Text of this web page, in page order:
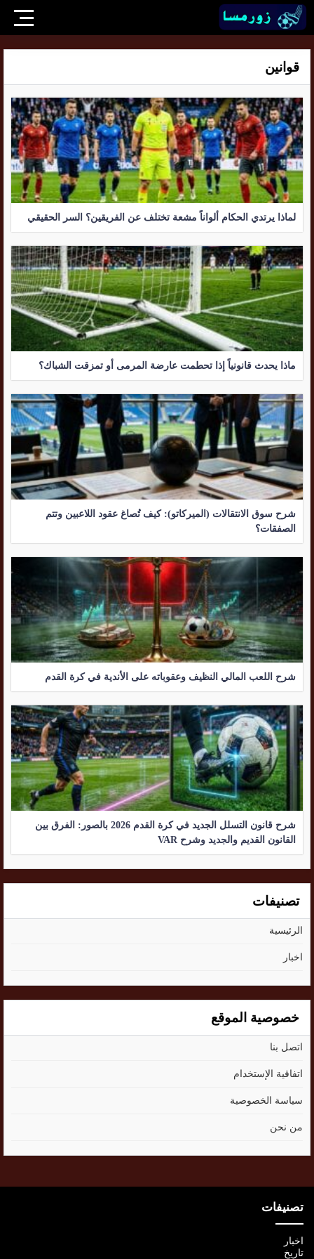
قوانين
لماذا يرتدي الحكام ألواناً مشعة تختلف عن الفريقين؟ السر الحقيقي
ماذا يحدث قانونياً إذا تحطمت عارضة المرمى أو تمزقت الشباك؟
شرح سوق الانتقالات (الميركاتو): كيف تُصاغ عقود اللاعبين وتتم
الصفقات؟
شرح اللعب المالي النظيف وعقوباته على الأندية في كرة القدم
شرح قانون التسلل الجديد في كرة القدم 2026 بالصور: الفرق بين
القانون القديم والجديد وشرح VAR
تصنيفات
الرئيسية
اخبار
خصوصية الموقع
اتصل بنا
اتفاقية الإستخدام
سياسة الخصوصية
من نحن
تصنيفات
اخبار
تاريخ